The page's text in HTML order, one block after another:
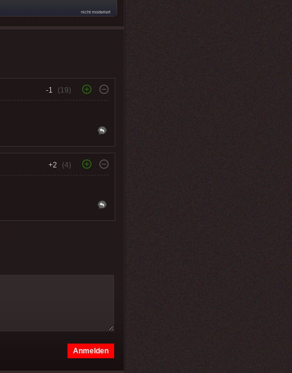
nicht moderiert
-1 (19)
+2 (4)